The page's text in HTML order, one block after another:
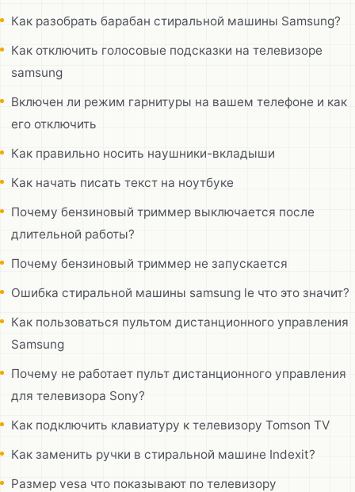
Как разобрать барабан стиральной машины Samsung?
Как отключить голосовые подсказки на телевизоре
samsung
Включен ли режим гарнитуры на вашем телефоне и как
его отключить
Как правильно носить наушники-вкладыши
Как начать писать текст на ноутбуке
Почему бензиновый триммер выключается после
длительной работы?
Почему бензиновый триммер не запускается
Ошибка стиральной машины samsung le что это значит?
Как пользоваться пультом дистанционного управления
Samsung
Почему не работает пульт дистанционного управления
для телевизора Sony?
Как подключить клавиатуру к телевизору Tomson TV
Как заменить ручки в стиральной машине Indexit?
Размер vesa что показывают по телевизору